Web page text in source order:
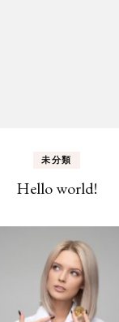
未分類
Hello world!